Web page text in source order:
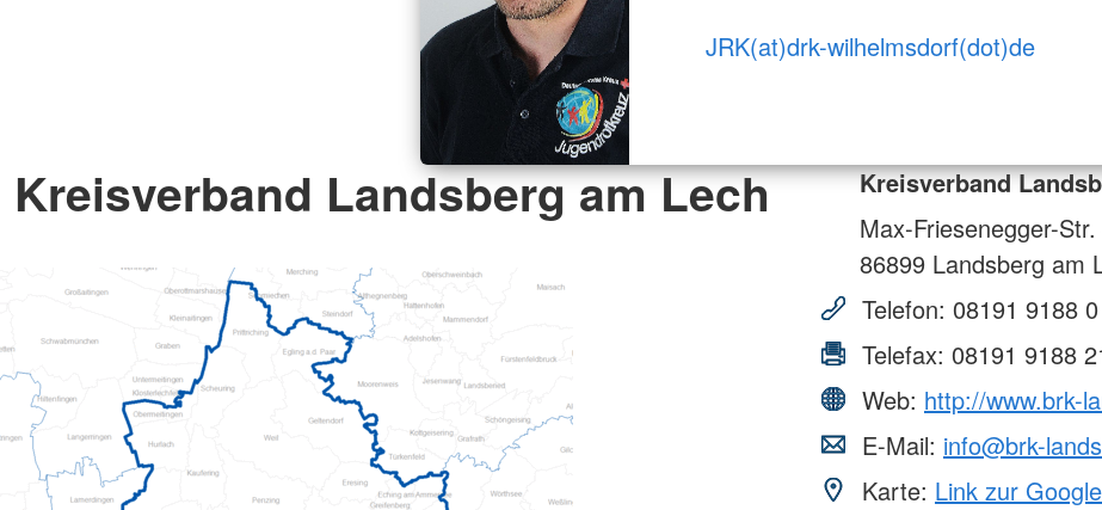
JRK(at)drk-wilhelmsdorf(dot)de
Kreisverband Landsberg am Lech
Kreisverband
Max-Friesenegger-
86899 Landsberg am
Telefon: 08191 9188 0
Telefax: 08191 9188
Web: http://www.brk-
E-Mail: info@brk-
Karte: Link zur